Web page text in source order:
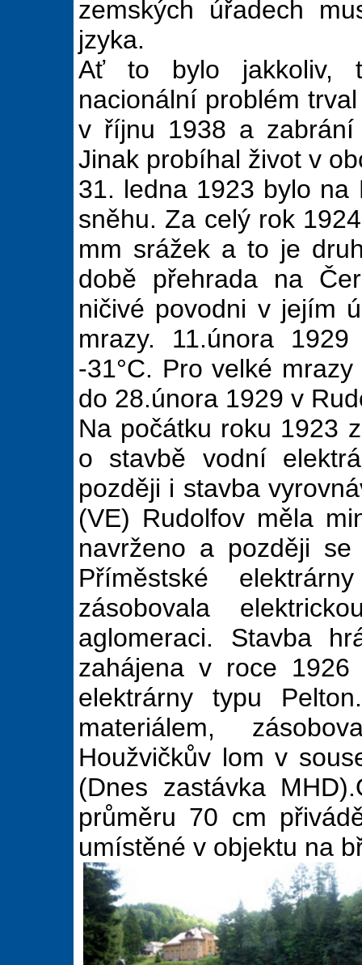
zemských úřadech
jzyka.
Ať to bylo jakkoliv,
nacionální problém
v říjnu 1938 a
Jinak probíhal život v
31. ledna 1923 bylo na
sněhu. Za celý rok
mm srážek a to je
době přehrada na
ničivé povodni v jejím
mrazy. 11.února
-31°C. Pro velké
do 28.února 1929 v
Na počátku roku 1923
o stavbě vodní
později i stavba
(VE) Rudolfov měla
navrženo a později
Příměstské
zásobovala
aglomeraci. Stavba
zahájena v roce
elektrárny typu
materiálem,
Houžvičkův lom v
(Dnes zastávka
průměru 70 cm
umístěné v objektu na